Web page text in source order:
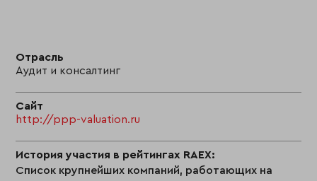
Отрасль
Аудит и консалтинг
Сайт
http://ppp-valuation.ru
История участия в рейтингах RAEX:
Список крупнейших компаний, работающих на